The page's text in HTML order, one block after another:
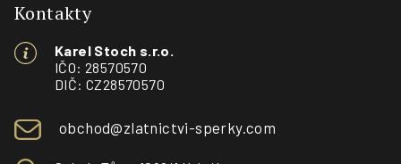
Kontakty
Karel Stoch s.r.o.
IČO: 28570570
DIČ: CZ28570570
obchod@zlatnictvi-sperky.com